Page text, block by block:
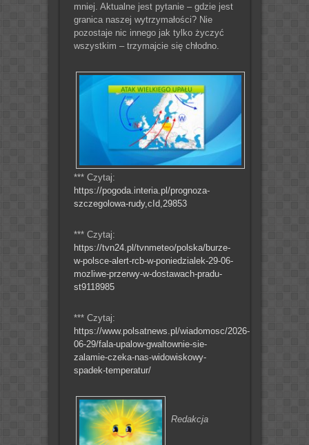
mniej. Aktualne jest pytanie – gdzie jest
granica naszej wytrzymałości? Nie
pozostaje nic innego jak tylko życzyć
wszystkim – trzymajcie się chłodno.
*** Czytaj:
https://pogoda.interia.pl/prognoza-
szczegolowa-rudy,cId,29853
*** Czytaj:
https://tvn24.pl/tvnmeteo/polska/burze-
w-polsce-alert-rcb-w-poniedzialek-29-06-
mozliwe-przerwy-w-dostawach-pradu-
st9118985
*** Czytaj:
https://www.polsatnews.pl/wiadomosc/2026-
06-29/fala-upalow-gwaltownie-sie-
zalamie-czeka-nas-widowiskowy-
spadek-temperatur/
Redakcja